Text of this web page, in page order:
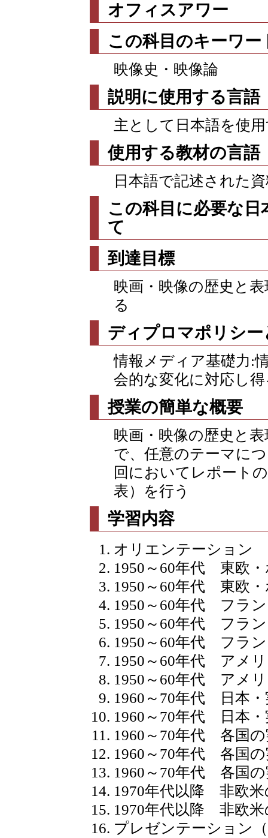
オフィスアワー
この科目のキーワー
映像史・映像論
説明に使用する言語
主として日本語を使
使用する教材の言語
日本語で記述された
この科目に必要な
て
到達目標
映画・映像の歴史と
る
ディプロマポリシー
情報メディア基礎力:
会的な変化に対応し
授業の簡単な概要
映画・映像の歴史と
で、任意のテーマに
回においてレポート
表）を行う
学習内容
オリエンテーション
1950～60年代 東欧
1950～60年代 東欧
1950～60年代 フラ
1950～60年代 フラ
1950～60年代 フラ
1950～60年代 アメ
1950～60年代 アメ
1960～70年代 日本・
1960～70年代 日本・
1960～70年代 各国の
1960～70年代 各国の
1960～70年代 各国の
1970年代以降 非欧米
1970年代以降 非欧米
プレゼンテーション